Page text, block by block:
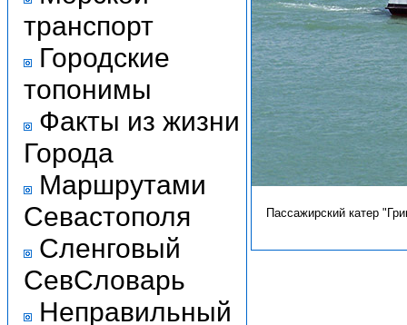
транспорт
Городские
топонимы
Факты из жизни
Города
Маршрутами
Севастополя
Сленговый
СевСловарь
Неправильный
Пассажирский катер